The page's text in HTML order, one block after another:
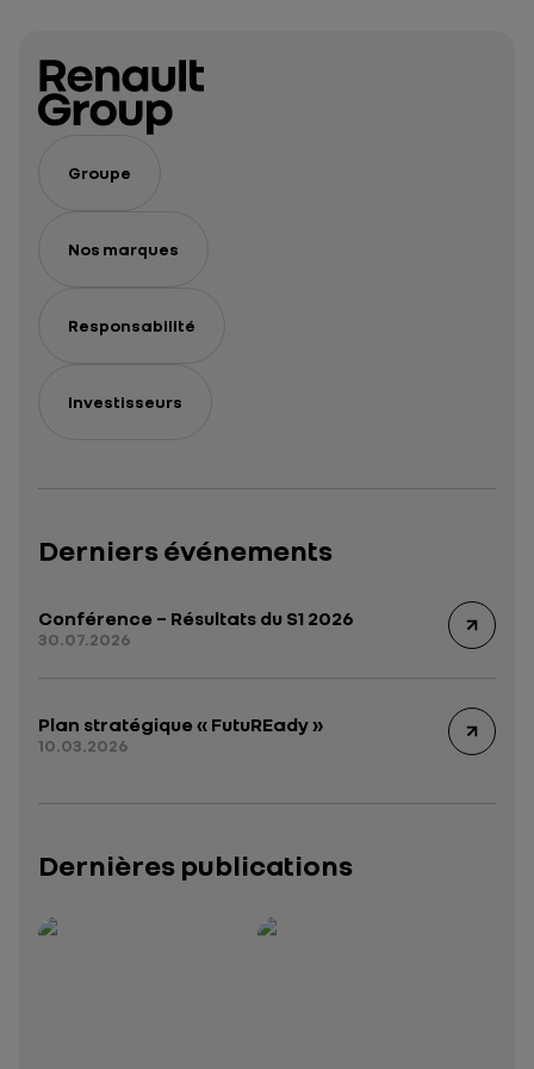
Groupe
Nos marques
Responsabilité
Investisseurs
Derniers événements
Conférence – Résultats du S1 2026
30.07.2026
Plan stratégique « FutuREady »
10.03.2026
Dernières publications
Rapport intégré 2025 – 2026— données structurées (JSON)
Présentation institutionnelle 2026